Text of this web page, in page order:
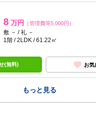
8 万円 （管理費等5,000円）
敷 － / 礼 －
1階 / 2LDK / 61.22㎡
(無料) お気
もっと見る